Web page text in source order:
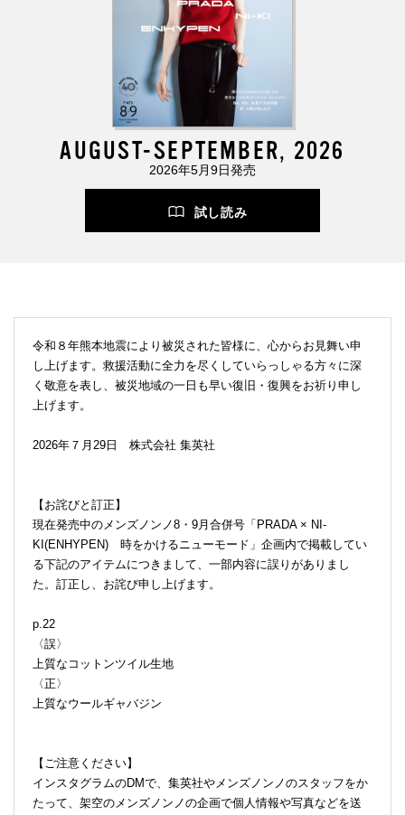
AUGUST-SEPTEMBER, 2026
2026年5月9日発売
試し読み
令和８年熊本地震により被災された皆様に、心からお見舞い申
し上げます。救援活動に全力を尽くしていらっしゃる方々に深
く敬意を表し、被災地域の一日も早い復旧・復興をお祈り申し
上げます。
2026年７月29日 株式会社 集英社
【お詫びと訂正】
現在発売中のメンズノンノ8・9月合併号「PRADA × NI-
KI(ENHYPEN) 時をかけるニューモード」企画内で掲載してい
る下記のアイテムにつきまして、一部内容に誤りがありまし
た。訂正し、お詫び申し上げます。
p.22
〈誤〉
上質なコットンツイル生地
〈正〉
上質なウールギャバジン
【ご注意ください】
インスタグラムのDMで、集英社やメンズノンノのスタッフをか
たって、架空のメンズノンノの企画で個人情報や写真などを送